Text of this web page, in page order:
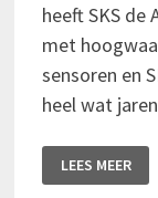
heeft SKS de
met
sensoren en
heel wat
OPPOMPEN
MET
LEES MEER